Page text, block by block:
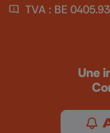
TVA : BE
Une